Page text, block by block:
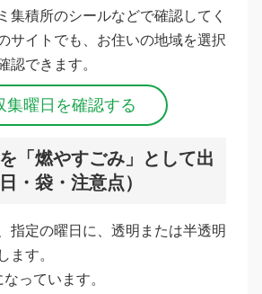
集積所のシールなどで確認してく
サイトでも、お住いの地域を選択
認できます。
集曜日を確認する
「燃やすごみ」として出
・袋・注意点）
指定の曜日に、透明または半透明
ます。
っています。